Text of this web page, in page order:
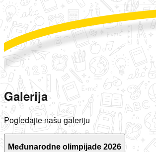
Galerija
Pogledajte našu galeriju
Međunarodne olimpijade 2026